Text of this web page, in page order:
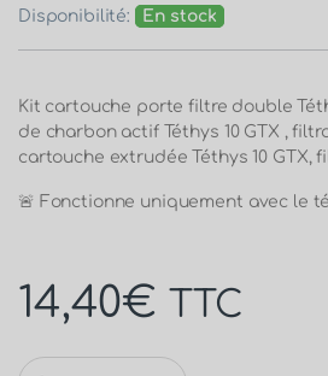
Disponibilité:
En stock
Kit cartouche porte filtre double
de charbon actif Téthys 10 GTX ,
cartouche extrudée Téthys 10 GTX,
🚨 Fonctionne uniquement avec le
14,40€ TTC